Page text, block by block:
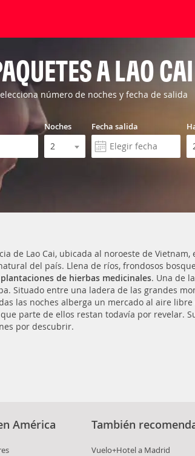
A LAO CAI
número de noches y fecha de salida
Noches Fecha salida
de Lao Cai, ubicada al noroeste de
del país. Llena de ríos, frondosos
de hierbas medicinales. Una de
Situado entre una ladera de las grandes
las noches alberga un mercado al aire
parte de ellos restan todavía por revelar.
por descubrir.
América También
Vuelo+Hotel a Madrid